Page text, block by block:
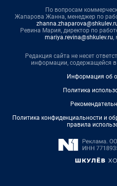
По вопросам
Жапарова Жанна, менеджер по
Ревина Мария, директор по
mariya.revina@shkulev.ru,
Редакция сайта не несет
информации, содержащейся
Информация об
Политика
Политика конфиденциальности и
правила